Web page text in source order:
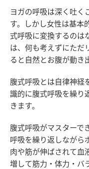
ヨガの呼吸は深く吐く
す。しかし女性は基本
式呼吸に変換するのは
は、何も考えずにただ
ると自然とお腹が動き
腹式呼吸とは自律神経
識的に腹式呼吸を繰り
きます。
腹式呼吸がマスターで
呼吸を繰り返しながら
肉や筋が伸ばされて血
増して筋力・体力・バ